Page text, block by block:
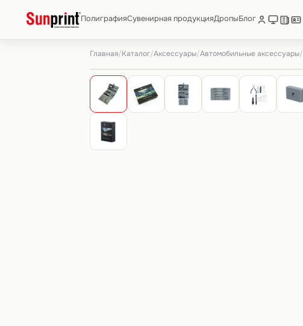
ПолиграфияСувенирная продукцияДропыБлог
Главная/Каталог/Аксессуары/Автомобильные аксессуары/